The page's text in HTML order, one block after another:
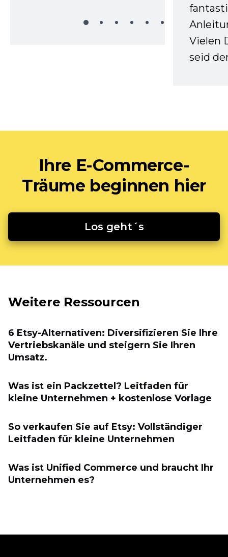
Vielen
seid
Ihre E-Commerce-
Träume beginnen hier
Los geht´s
Weitere Ressourcen
6 Etsy-Alternativen: Diversifizieren Sie Ihre
Vertriebskanäle und steigern Sie Ihren
Umsatz.
Was ist ein Packzettel? Leitfaden für
kleine Unternehmen + kostenlose Vorlage
So verkaufen Sie auf Etsy: Vollständiger
Leitfaden für kleine Unternehmen
Was ist Unified Commerce und braucht Ihr
Unternehmen es?